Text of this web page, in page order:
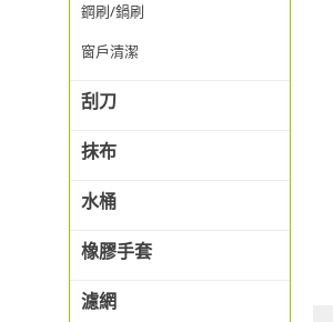
鋼刷/鍋刷
窗戶清潔
刮刀
抹布
水桶
橡膠手套
濾網